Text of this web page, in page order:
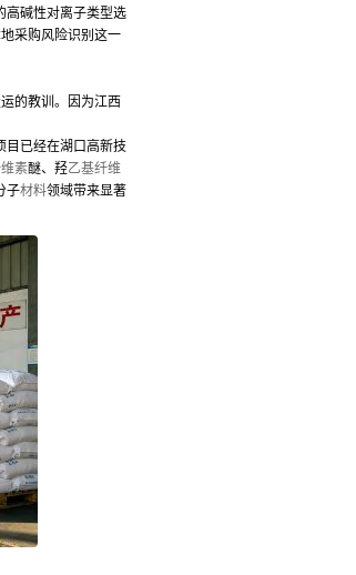
高碱性对离子类型选
采购风险识别这一
的教训。因为江西
目已经在湖口高新技
素醚、羟乙基纤维
子材料领域带来显著